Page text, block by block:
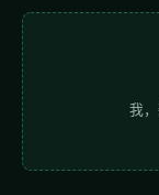
我